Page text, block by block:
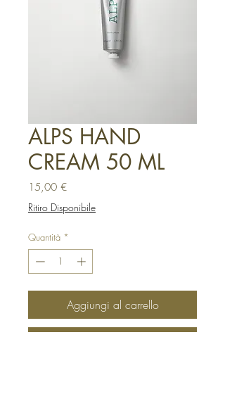
ALPS HAND
CREAM 50 ML
15,00 €Prezzo
Ritiro Disponibile
Quantità *
Aggiungi al carrello